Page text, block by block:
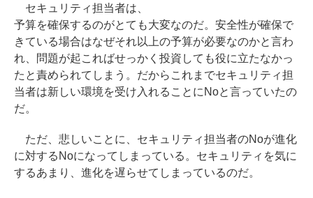
セキュリティ担当者は、
予算を確保するのがとても大変なのだ。安全性が確保で
きている場合はなぜそれ以上の予算が必要なのかと言わ
れ、問題が起こればせっかく投資しても役に立たなかっ
たと責められてしまう。だからこれまでセキュリティ担
当者は新しい環境を受け入れることにNoと言っていたの
だ。
ただ、悲しいことに、セキュリティ担当者のNoが進化
に対するNoになってしまっている。セキュリティを気に
するあまり、進化を遅らせてしまっているのだ。